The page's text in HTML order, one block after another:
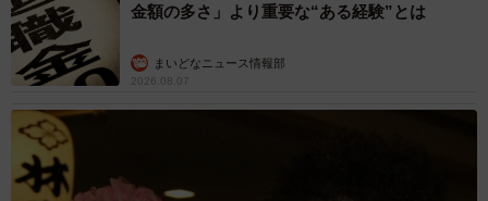
金額の多さ」より重要な“ある経験”とは
まいどなニュース情報部
2026.08.07